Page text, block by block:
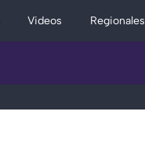
Videos Regionales